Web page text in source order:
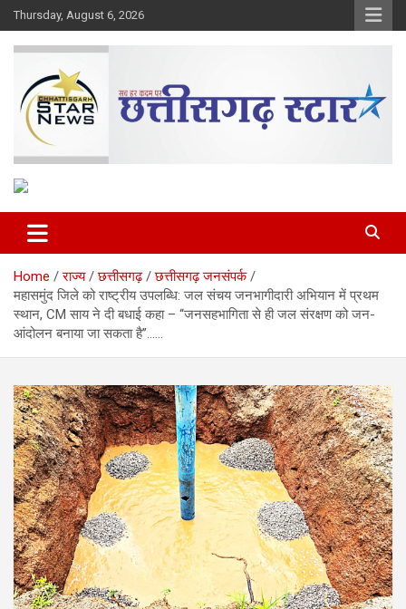
Skip
to
content
Thursday, August 6, 2026
Chhattisgarh Star
Home राज्य छत्तीसगढ़
छत्तीसगढ़ जनसंपर्क
महासमुंद जिले को राष्ट्रीय उपलब्धि: जल संचय जनभागीदारी अभियान में प्रथम
स्थान, CM साय ने दी बधाई कहा – ‘‘जनसहभागिता से ही जल संरक्षण को जन-
आंदोलन बनाया जा सकता है’’……